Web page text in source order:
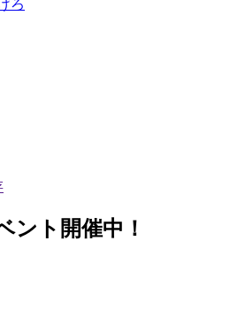
ント開催中！